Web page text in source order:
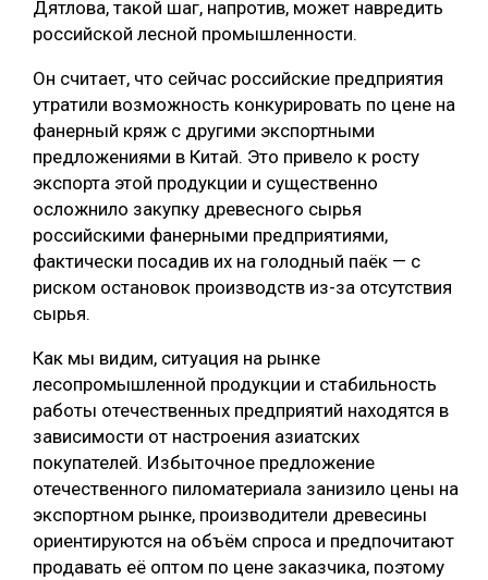
Дятлова, такой шаг, напротив, может навредить
российской лесной промышленности.
Он считает, что сейчас российские предприятия
утратили возможность конкурировать по цене на
фанерный кряж с другими экспортными
предложениями в Китай. Это привело к росту
экспорта этой продукции и существенно
осложнило закупку древесного сырья
российскими фанерными предприятиями,
фактически посадив их на голодный паёк — с
риском остановок производств из-за отсутствия
сырья.
Как мы видим, ситуация на рынке
лесопромышленной продукции и стабильность
работы отечественных предприятий находятся в
зависимости от настроения азиатских
покупателей. Избыточное предложение
отечественного пиломатериала занизило цены на
экспортном рынке, производители древесины
ориентируются на объём спроса и предпочитают
продавать её оптом по цене заказчика, поэтому